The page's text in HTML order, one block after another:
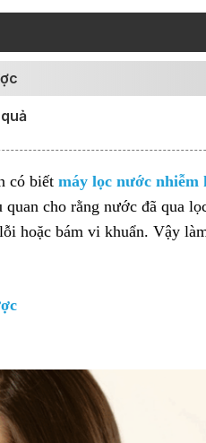
có biết máy lọc nước nhiễm
cho rằng nước đã qua
hoặc bám vi khuẩn. Vậy